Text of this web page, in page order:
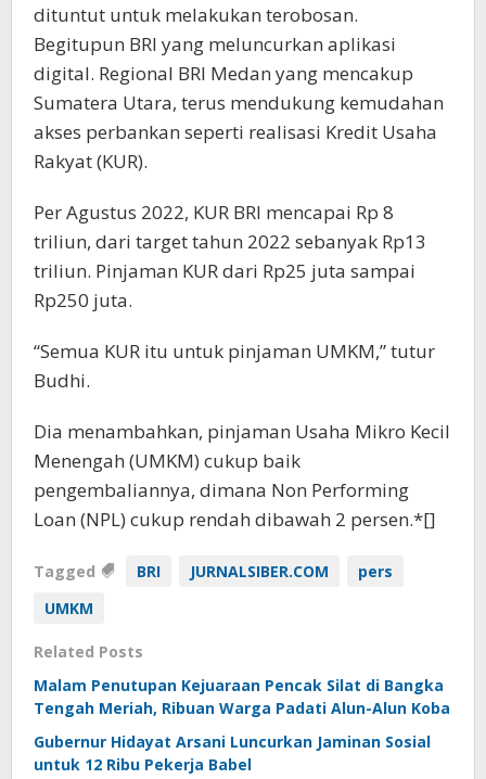
dituntut untuk melakukan terobosan.
Begitupun BRI yang meluncurkan aplikasi
digital. Regional BRI Medan yang mencakup
Sumatera Utara, terus mendukung kemudahan
akses perbankan seperti realisasi Kredit Usaha
Rakyat (KUR).
Per Agustus 2022, KUR BRI mencapai Rp 8
triliun, dari target tahun 2022 sebanyak Rp13
triliun. Pinjaman KUR dari Rp25 juta sampai
Rp250 juta.
“Semua KUR itu untuk pinjaman UMKM,” tutur
Budhi.
Dia menambahkan, pinjaman Usaha Mikro Kecil
Menengah (UMKM) cukup baik
pengembaliannya, dimana Non Performing
Loan (NPL) cukup rendah dibawah 2 persen.*[]
Tagged BRI JURNALSIBER.COM
pers
UMKM
Related Posts
Malam Penutupan Kejuaraan Pencak Silat di Bangka
Tengah Meriah, Ribuan Warga Padati Alun-Alun Koba
Gubernur Hidayat Arsani Luncurkan Jaminan Sosial
untuk 12 Ribu Pekerja Babel